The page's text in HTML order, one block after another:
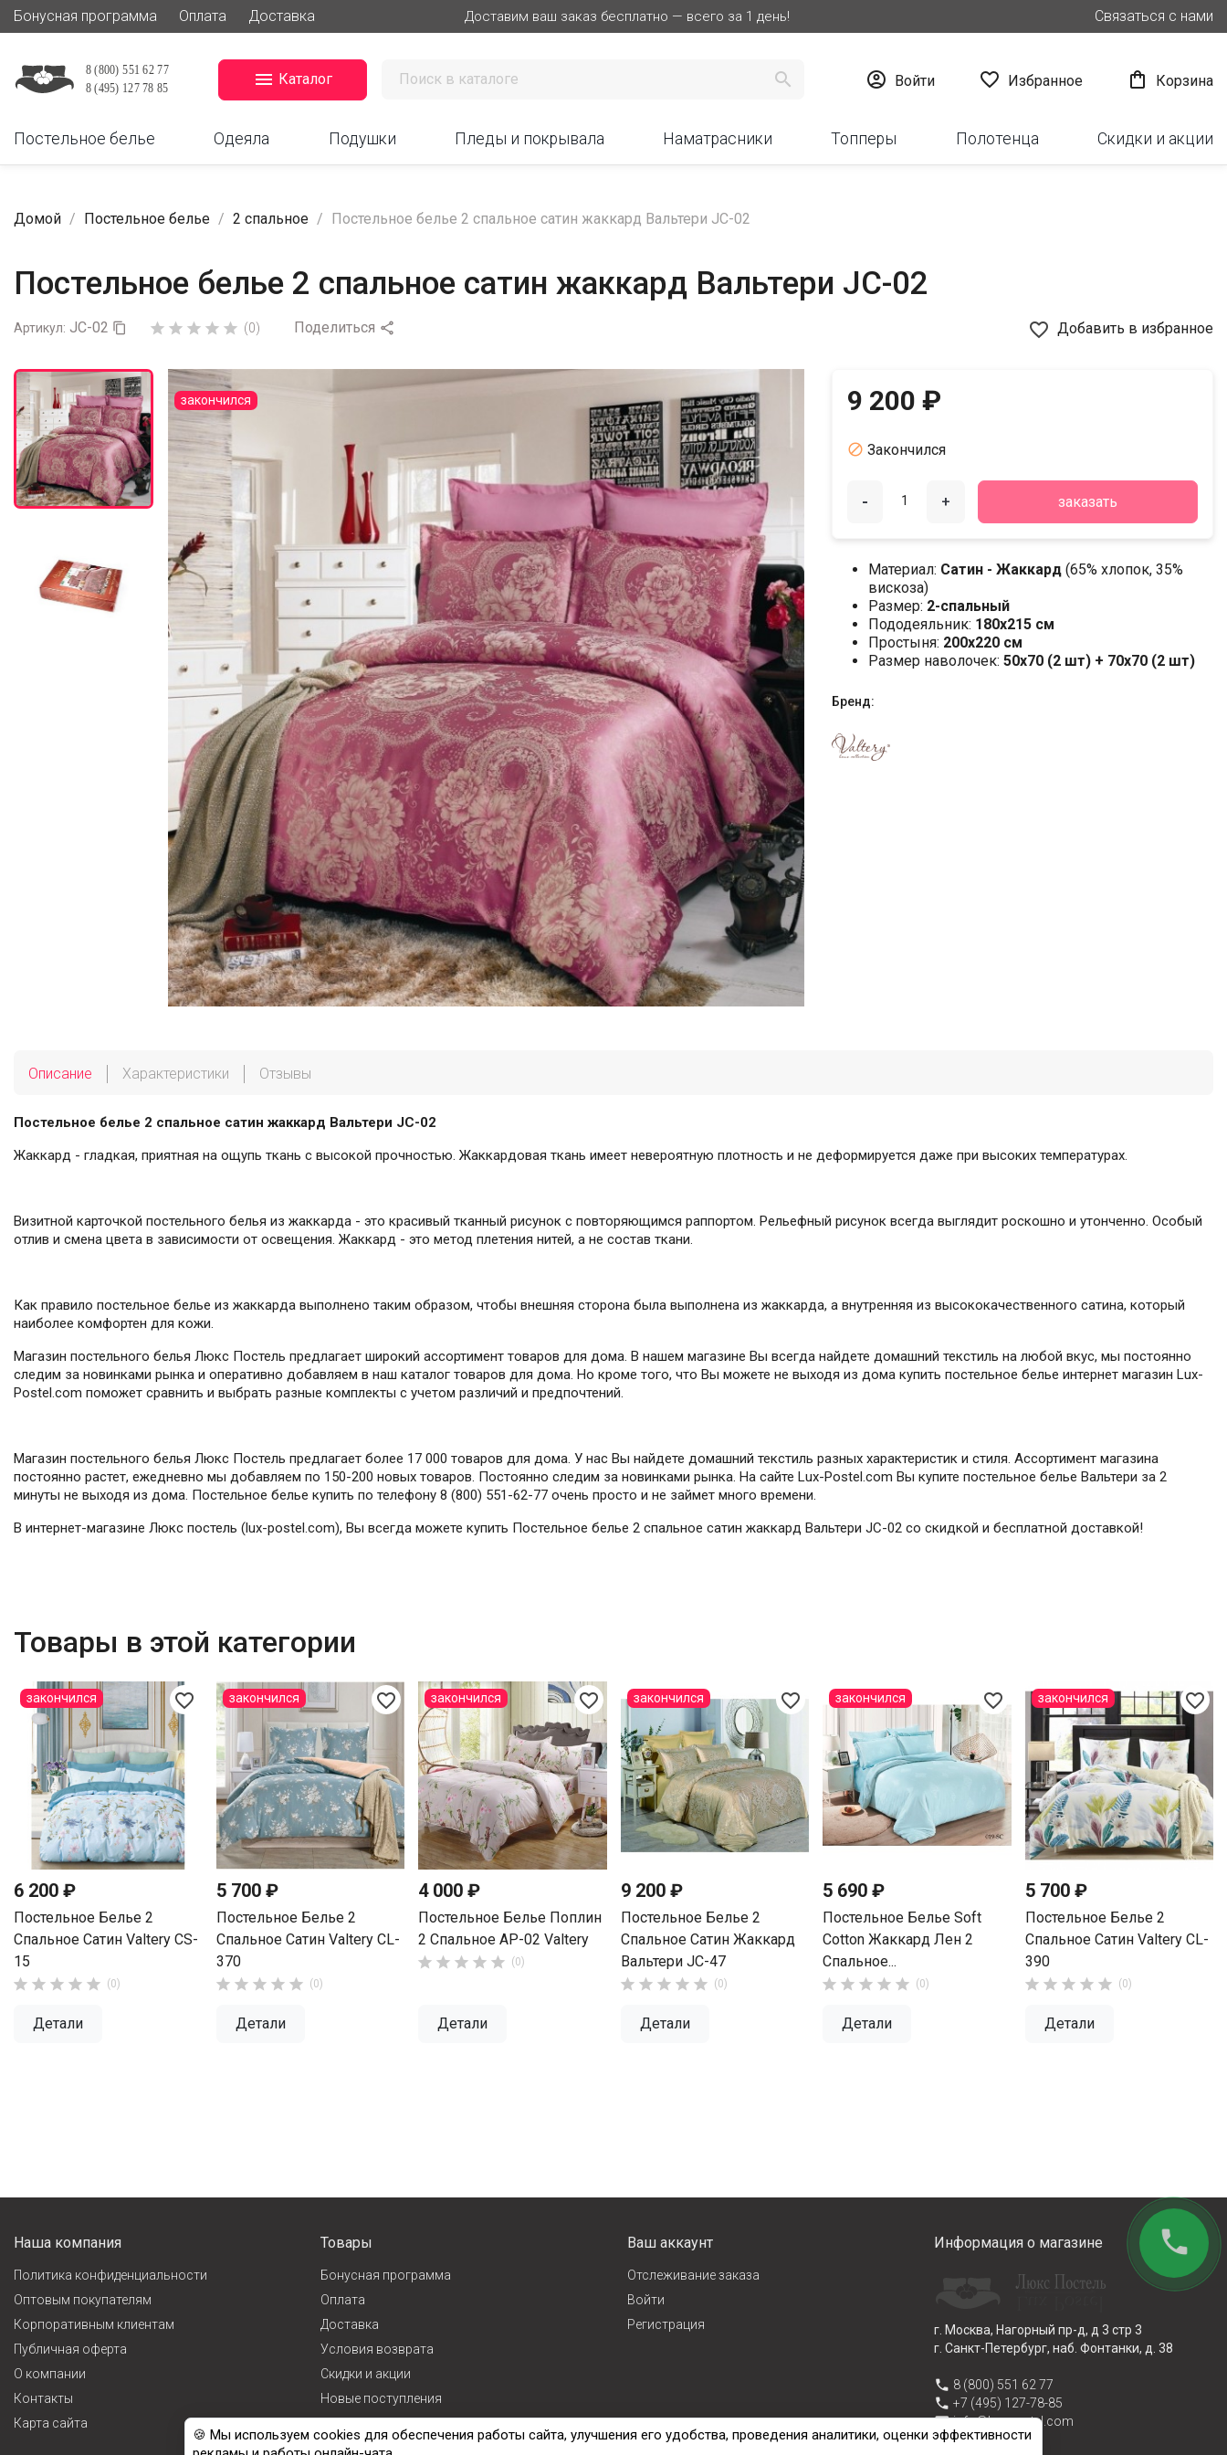
Бонусная программа Оплата Доставка Доставим ваш заказ бесплатно — всего за 1 день! Связаться с нами
 Каталог   Войти  Избранное  Корзина
Постельное белье Одеяла Подушки Пледы и покрывала Наматрасники Топперы Полотенца Скидки и акции
Домой Постельное белье 2 спальное Постельное белье 2 спальное сатин жаккард Вальтери JC-02
Постельное белье 2 спальное сатин жаккард Вальтери JC-02
Артикул: JC-02       (0) Поделиться  favorite_border Добавить в избранное
закончился 9 200 ₽
 Закончился
- + заказать
Материал: Сатин - Жаккард (65% хлопок, 35%
вискоза)
Размер: 2-спальный
Пододеяльник: 180х215 см
Простыня: 200х220 см
Размер наволочек: 50x70 (2 шт) + 70x70 (2 шт)
Бренд:
Описание Характеристики Отзывы
Постельное белье 2 спальное сатин жаккард Вальтери JC-02
Жаккард - гладкая, приятная на ощупь ткань с высокой прочностью. Жаккардовая ткань имеет невероятную плотность и не деформируется даже при высоких температурах.
Визитной карточкой постельного белья из жаккарда - это красивый тканный рисунок с повторяющимся раппортом. Рельефный рисунок всегда выглядит роскошно и утонченно. Особый
отлив и смена цвета в зависимости от освещения. Жаккард - это метод плетения нитей, а не состав ткани.
Как правило постельное белье из жаккарда выполнено таким образом, чтобы внешняя сторона была выполнена из жаккарда, а внутренняя из высококачественного сатина, который
наиболее комфортен для кожи.
Магазин постельного белья Люкс Постель предлагает широкий ассортимент товаров для дома. В нашем магазине Вы всегда найдете домашний текстиль на любой вкус, мы постоянно
следим за новинками рынка и оперативно добавляем в наш каталог товаров для дома. Но кроме того, что Вы можете не выходя из дома купить постельное белье интернет магазин Lux-
Postel.com поможет сравнить и выбрать разные комплекты с учетом различий и предпочтений.
Магазин постельного белья Люкс Постель предлагает более 17 000 товаров для дома. У нас Вы найдете домашний текстиль разных характеристик и стиля. Ассортимент магазина
постоянно растет, ежедневно мы добавляем по 150-200 новых товаров. Постоянно следим за новинками рынка. На сайте Lux-Postel.com Вы купите постельное белье Вальтери за 2
минуты не выходя из дома. Постельное белье купить по телефону 8 (800) 551-62-77 очень просто и не займет много времени.
В интернет-магазине Люкс постель (lux-postel.com), Вы всегда можете купить Постельное белье 2 спальное сатин жаккард Вальтери JC-02 со скидкой и бесплатной доставкой!
Товары в этой категории
favorite_border
6 200 ₽
Постельное Белье 2
Спальное Сатин Valtery CS-
15
     (0)
Детали
закончился favorite_border
5 700 ₽
Постельное Белье 2
Спальное Сатин Valtery CL-
370
     (0)
Детали
закончился favorite_border
4 000 ₽
Постельное Белье Поплин
2 Спальное AP-02 Valtery
     (0)
Детали
закончился favorite_border
9 200 ₽
Постельное Белье 2
Спальное Сатин Жаккард
Вальтери JC-47
     (0)
Детали
закончился favorite_border
5 690 ₽
Постельное Белье Soft
Cotton Жаккард Лен 2
Спальное...
     (0)
Детали
закончился favorite_border
5 700 ₽
Постельное Белье 2
Спальное Сатин Valtery CL-
390
     (0)
Детали
закончился
Наша компания
Политика конфиденциальности
Оптовым покупателям
Корпоративным клиентам
Публичная оферта
О компании
Контакты
Карта сайта
Товары
Бонусная программа
Оплата
Доставка
Условия возврата
Cкидки и акции
Новые поступления
Лидеры продаж
Ваш аккаунт
Отслеживание заказа
Войти
Регистрация
Информация о магазине
г. Москва, Нагорный пр-д, д 3 стр 3
г. Санкт-Петербург, наб. Фонтанки, д. 38
phone 8 (800) 551 62 77
phone +7 (495) 127-78-85
emailinfo@lux-postel.com
🍪 Мы используем cookies для обеспечения работы сайта, улучшения его удобства, проведения аналитики, оценки эффективности
phone